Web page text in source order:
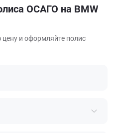
ОСАГО на BMW
цену и оформляйте полис